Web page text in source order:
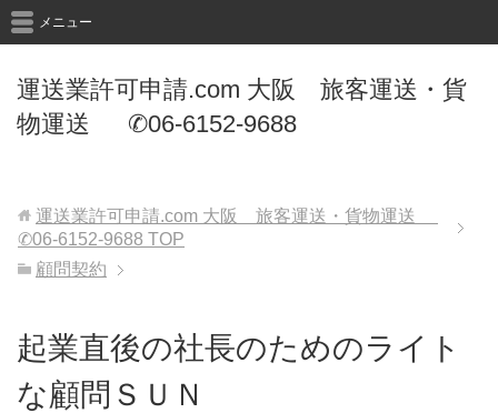
運送業許可申請.com 大阪 旅客運送・貨
物運送 ✆06-6152-9688
メニュー
運送業許可申請.com 大阪 旅客運送・貨物運送
✆06-6152-9688 TOP
顧問契約
起業直後の社長のためのライト
な顧問ＳＵＮ